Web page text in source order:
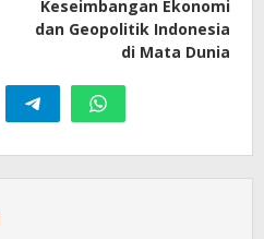
Keseimbangan Ekonomi
dan Geopolitik Indonesia
di Mata Dunia